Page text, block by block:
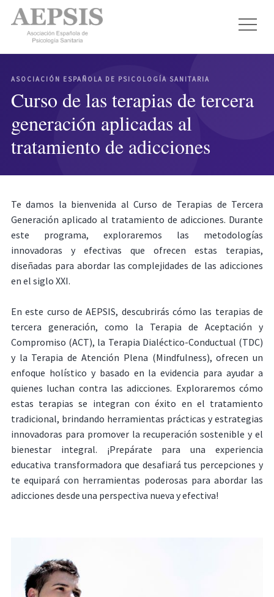
ASOCIACIÓN ESPAÑOLA DE PSICOLOGÍA SANITARIA
Curso de las terapias de tercera
generación aplicadas al
tratamiento de adicciones
Te damos la bienvenida al Curso de Terapias de Tercera
Generación aplicado al tratamiento de adicciones. Durante
este programa, exploraremos las metodologías
innovadoras y efectivas que ofrecen estas terapias,
diseñadas para abordar las complejidades de las adicciones
en el siglo XXI.
En este curso de AEPSIS, descubrirás cómo las terapias de
tercera generación, como la Terapia de Aceptación y
Compromiso (ACT), la Terapia Dialéctico-Conductual (TDC)
y la Terapia de Atención Plena (Mindfulness), ofrecen un
enfoque holístico y basado ​​en la evidencia para ayudar a
quienes luchan contra las adicciones. Exploraremos cómo
estas terapias se integran con éxito en el tratamiento
tradicional, brindando herramientas prácticas y estrategias
innovadoras para promover la recuperación sostenible y el
bienestar integral. ¡Prepárate para una experiencia
educativa transformadora que desafiará tus percepciones y
te equipará con herramientas poderosas para abordar las
adicciones desde una perspectiva nueva y efectiva!